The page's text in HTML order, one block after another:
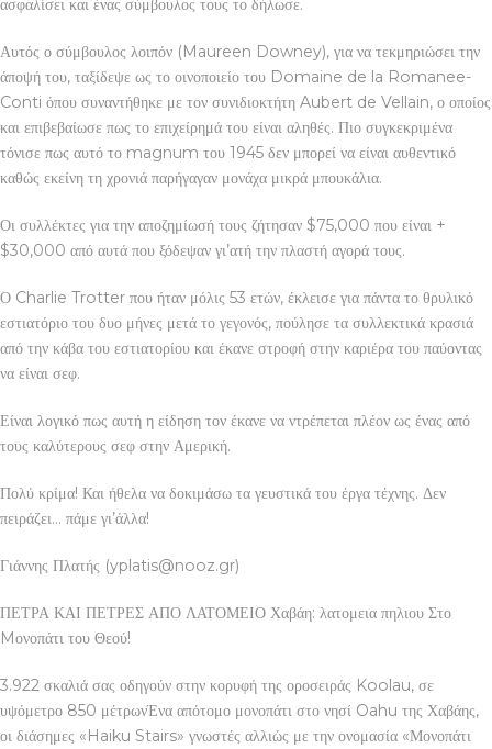
Αυτός ο σύμβουλος λοιπόν (Maureen Downey), για να τεκμηριώσει την
άποψή του, ταξίδεψε ως το οινοποιείο του Domaine de la Romanee-
Conti όπου συναντήθηκε με τον συνιδιοκτήτη Aubert de Vellain, ο οποίος
και επιβεβαίωσε πως το επιχείρημά του είναι αληθές. Πιο συγκεκριμένα
τόνισε πως αυτό το magnum του 1945 δεν μπορεί να είναι αυθεντικό
καθώς εκείνη τη χρονιά παρήγαγαν μονάχα μικρά μπουκάλια.
Οι συλλέκτες για την αποζημίωσή τους ζήτησαν $75,000 που είναι +
$30,000 από αυτά που ξόδεψαν γι’ατή την πλαστή αγορά τους.
Ο Charlie Trotter που ήταν μόλις 53 ετών, έκλεισε για πάντα το θρυλικό
εστιατόριο του δυο μήνες μετά το γεγονός, πούλησε τα συλλεκτικά κρασιά
από την κάβα του εστιατορίου και έκανε στροφή στην καριέρα του παύοντας
να είναι σεφ.
Είναι λογικό πως αυτή η είδηση τον έκανε να ντρέπεται πλέον ως ένας από
τους καλύτερους σεφ στην Αμερική.
Πολύ κρίμα! Και ήθελα να δοκιμάσω τα γευστικά του έργα τέχνης. Δεν
πειράζει… πάμε γι’άλλα!
Γιάννης Πλατής (yplatis@nooz.gr)
ΠΕΤΡΑ ΚΑΙ ΠΕΤΡΕΣ ΑΠΟ ΛΑΤΟΜΕΙΟ Χαβάη: λατομεια πηλιου Στο
Mονοπάτι του Θεού!
3.922 σκαλιά σας οδηγούν στην κορυφή της οροσειράς Koolau, σε
υψόμετρο 850 μέτρωνΈνα απότομο μονοπάτι στο νησί Oahu της Χαβάης,
οι διάσημες «Haiku Stairs» γνωστές αλλιώς με την ονομασία «Μονοπάτι